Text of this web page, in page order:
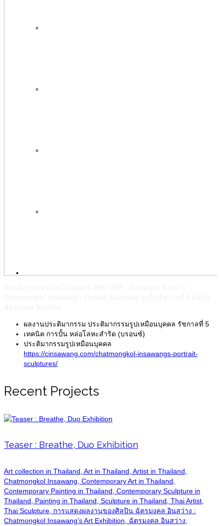
ผลงานประติมากรรม ประติมากรรมรูปเหมือนบุคคล รัชกาลที่ 5
เทคนิค การปั้น หล่อโลหะสำริด (บรอนซ์)
ประติมากรรมรูปเหมือนบุคคล
https://cinsawang.com/chatmongkol-insawangs-portrait-
sculptures/
Recent Projects
Teaser : Breathe, Duo Exhibition
Art collection in Thailand, Art in Thailand, Artist in Thailand,
Chatmongkol Insawang, Contemporary Art in Thailand,
Contemporary Painting in Thailand, Contemporary Sculpture in
Thailand, Painting in Thailand, Sculpture in Thailand, Thai Artist,
Thai Sculpture, การแสดงผลงานของศิลปิน ฉัตรมงคล อินสว่าง :
Chatmongkol Insawang's Art Exhibition, ฉัตรมงคล อินสว่าง,